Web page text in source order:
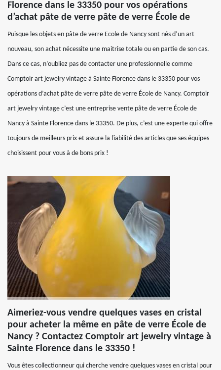
Florence dans le 33350 pour vos opérations
d’achat pâte de verre pâte de verre École de
Puisque les objets en pâte de verre Ecole de Nancy sont nés d’un art
nouveau, son achat nécessite une maitrise totale ou en partie de son cas.
Dans ce cas, n’oubliez pas de contacter une professionnelle comme
Comptoir art jewelry vintage à Sainte Florence dans le 33350 pour vos
opérations d’achat pâte de verre pâte de verre École de Nancy. Comptoir
art jewelry vintage c’est une entreprise vente pâte de verre École de
Nancy à Sainte Florence dans le 33350. De plus, c’est une experte qui offre
toujours de meilleurs prix et assure la fiabilité des articles que ses équipes
choisissent pour vous à de bons prix !
Aimeriez-vous vendre quelques vases en cristal
pour acheter la même en pâte de verre École de
Nancy ? Contactez Comptoir art jewelry vintage à
Sainte Florence dans le 33350 !
Vous êtes collectionneur qui cherche vendre quelques vases en cristal pour